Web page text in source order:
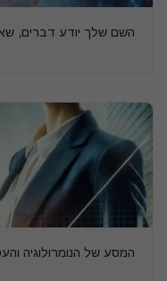
השם שלך יודע דברים,
המסע של הנומרולוגיה